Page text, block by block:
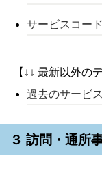
サービスコー
【↓↓ 最新以外の
過去のサービ
３ 訪問・通所